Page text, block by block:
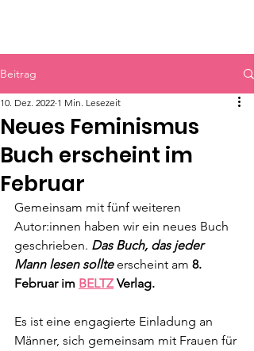
Beitrag
Neues Feminismus
Buch erscheint im
Februar
10. Dez. 2022 1 Min. Lesezeit
Gemeinsam mit fünf weiteren
Autor:innen haben wir ein neues Buch
geschrieben. Das Buch, das jeder
Mann lesen sollte erscheint am 8.
Februar im BELTZ Verlag.
Es ist eine engagierte Einladung an
Männer, sich gemeinsam mit Frauen für